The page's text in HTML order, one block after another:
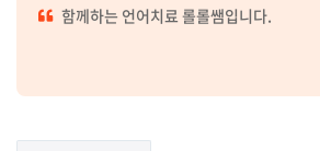
함께하는 언어치료 롤롤쌤입니다.